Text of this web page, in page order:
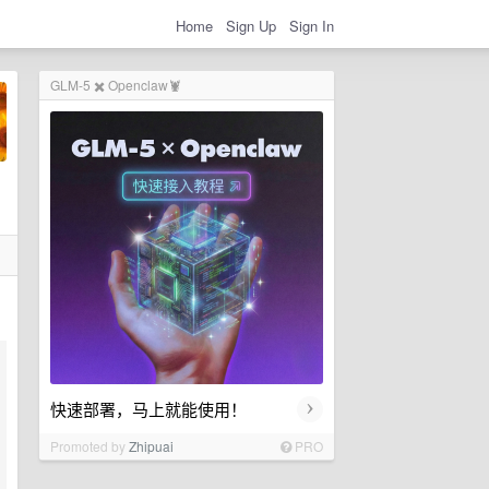
Home Sign Up Sign In
GLM-5 ✖️ Openclaw🦞
快速部署，马上就能使用！ ›
Promoted byZhipuai PRO